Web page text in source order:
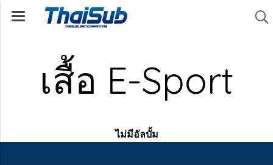
เสื้อ E-Sport
ไม่มีอัลบั้ม